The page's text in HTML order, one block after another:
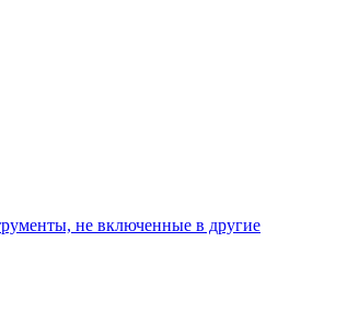
не включенные в другие